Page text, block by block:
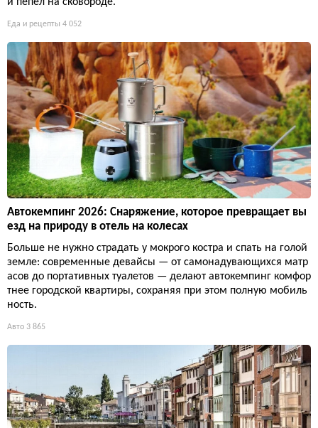
й пепел на сковороде.
Еда и рецепты 4 052
Автокемпинг 2026: Снаряжение, которое превращает вы
езд на природу в отель на колесах
Больше не нужно страдать у мокрого костра и спать на голой
земле: современные девайсы — от самонадувающихся матр
асов до портативных туалетов — делают автокемпинг комфор
тнее городской квартиры, сохраняя при этом полную мобиль
ность.
Авто 3 865